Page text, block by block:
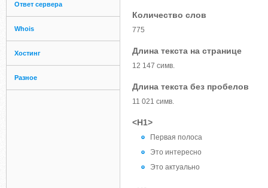
Ответ сервера
Whois
Хостинг
Разное
Количество слов
775
Длина текста на странице
12 147 симв.
Длина текста без пробелов
11 021 симв.
<H1>
Первая полоса
Это интересно
Это актуально